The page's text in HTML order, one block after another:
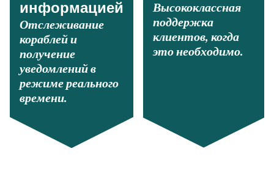
информацией
Отслеживание
кораблей и
получение
уведомлений в
режиме реального
времени.
Высококлассная
поддержка
клиентов, когда
это необходимо.